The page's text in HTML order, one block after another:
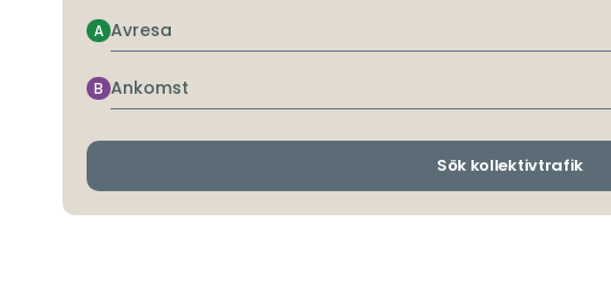
Avresa
A
Ankomst
B
Sök kollektivtrafik